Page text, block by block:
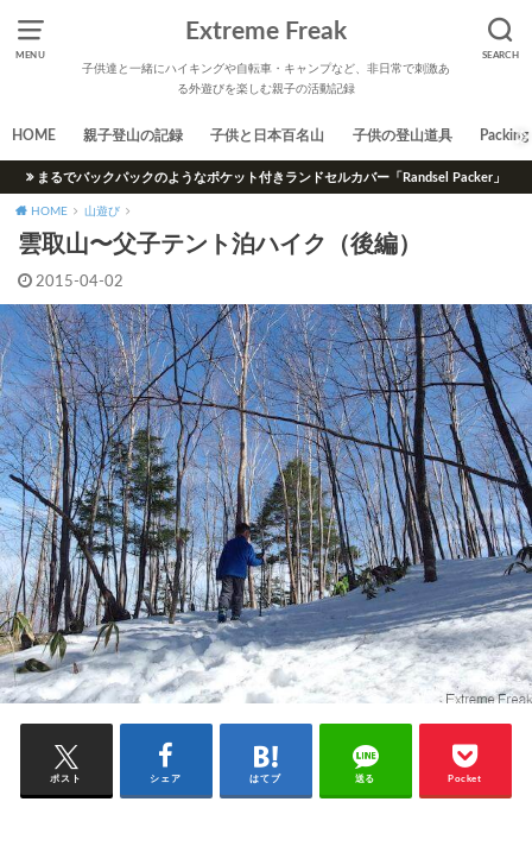
MENU SEARCH
Extreme Freak
子供達と一緒にハイキングや自転車・キャンプなど、非日常で刺激あ
る外遊びを楽しむ親子の活動記録
HOME 親子登山の記録 子供と日本百名山 子供の登山道具 Packing
まるでバックパックのようなポケット付きランドセルカバー「Randsel Packer」
HOME 山遊び
雲取山〜父子テント泊ハイク（後編）
2015-04-02
ポスト シェア はてブ 送る Pocket